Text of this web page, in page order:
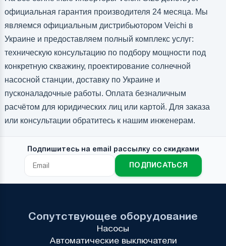
официальная гарантия производителя 24 месяца. Мы
являемся официальным дистрибьютором Veichi в
Украине и предоставляем полный комплекс услуг:
техническую консультацию по подбору мощности под
конкретную скважину, проектирование солнечной
насосной станции, доставку по Украине и
пусконаладочные работы. Оплата безналичным
расчётом для юридических лиц или картой. Для заказа
или консультации обратитесь к нашим инженерам.
Подпишитесь на email рассылку со скидками
ПОДПИСАТЬСЯ
Сопутствующее оборудование
Насосы
Автоматические выключатели